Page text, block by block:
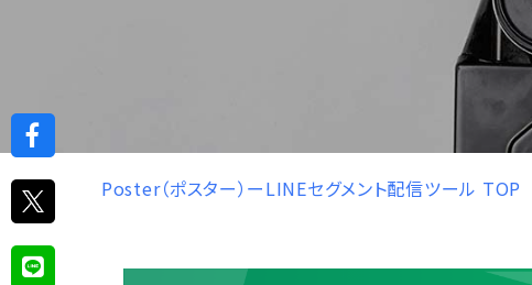
Poster（ポスター）ーLINEセグメント配信ツール TOP